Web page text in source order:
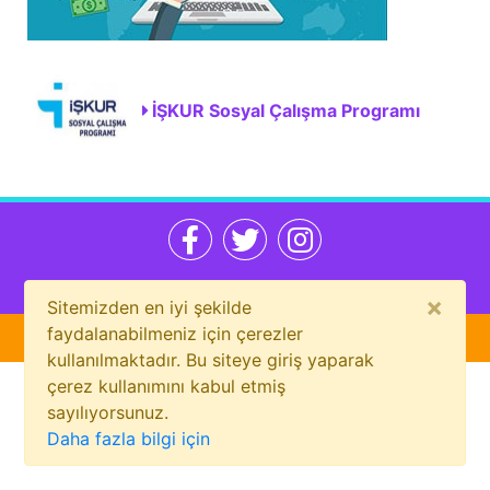
İŞKUR Sosyal Çalışma Programı
Gizlilik Politikası
Sitemizden en iyi şekilde
faydalanabilmeniz için çerezler
kullanılmaktadır. Bu siteye giriş yaparak
çerez kullanımını kabul etmiş
sayılıyorsunuz.
Daha fazla bilgi için
×